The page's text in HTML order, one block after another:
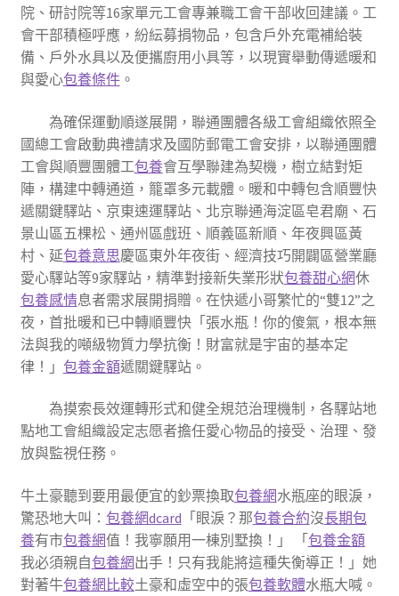
院、研討院等16家單元工會專兼職工會干部收回建議。工
會干部積極呼應，紛紜募捐物品，包含戶外充電補給裝
備、戶外水具以及便攜廚用小具等，以現實舉動傳遞暖和
與愛心包養條件。
為確保運動順遂展開，聯通團體各級工會組織依照全
國總工會啟動典禮請求及國防郵電工會安排，以聯通團體
工會與順豐團體工包養會互學聯建為契機，樹立結對矩
陣，構建中轉通道，籠罩多元載體。暖和中轉包含順豐快
遞關鍵驛站、京東速運驛站、北京聯通海淀區皂君廟、石
景山區五棵松、通州區戲班、順義區新順、年夜興區黃
村、延包養意思慶區東外年夜街、經濟技巧開闢區營業廳
愛心驛站等9家驛站，精準對接新失業形狀包養甜心網休
包養感情息者需求展開捐贈。在快遞小哥繁忙的“雙12”之
夜，首批暖和已中轉順豐快「張水瓶！你的傻氣，根本無
法與我的噸級物質力學抗衡！財富就是宇宙的基本定
律！」 包養金額遞關鍵驛站。
為摸索長效運轉形式和健全規范治理機制，各驛站地
點地工會組織設定志愿者擔任愛心物品的接受、治理、發
放與監視任務。
牛土豪聽到要用最便宜的鈔票換取包養網水瓶座的眼淚，
驚恐地大叫： 包養網dcard 「眼淚？那包養合約沒長期包
養有市包養網值！我寧願用一棟別墅換！」 「包養金額
我必須親自包養網出手！只有我能將這種失衡導正！」她
對著牛包養網比較土豪和虛空中的張包養軟體水瓶大喊。